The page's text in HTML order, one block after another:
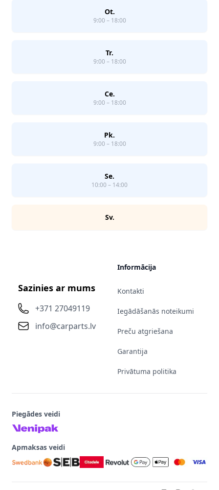
Ot.
9:00 – 18:00
Tr.
9:00 – 18:00
Ce.
9:00 – 18:00
Pk.
9:00 – 18:00
Se.
10:00 – 14:00
Sv.
Sazinies ar mums
+371 27049119
info@carparts.lv
Informācija
Kontakti
Iegādāšanās noteikumi
Preču atgriešana
Garantija
Privātuma politika
Piegādes veidi
Apmaksas veidi